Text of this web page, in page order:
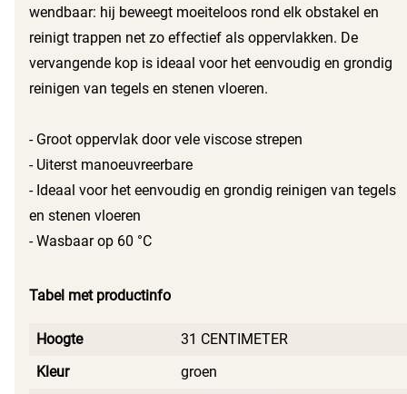
wendbaar: hij beweegt moeiteloos rond elk obstakel en
reinigt trappen net zo effectief als oppervlakken. De
vervangende kop is ideaal voor het eenvoudig en grondig
reinigen van tegels en stenen vloeren.
- Groot oppervlak door vele viscose strepen
- Uiterst manoeuvreerbare
- Ideaal voor het eenvoudig en grondig reinigen van tegels
en stenen vloeren
- Wasbaar op 60 °C
Tabel met productinfo
Hoogte
31 CENTIMETER
Kleur
groen